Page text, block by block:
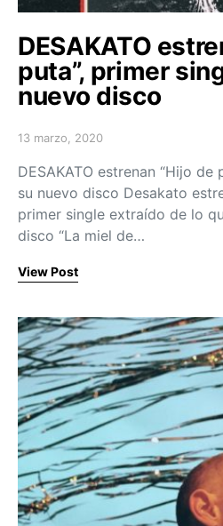
DESAKATO
puta”, primer
nuevo disco
Posted on
13 marzo, 2020
DESAKATO estrenan “Hijo de
su nuevo disco Desakato
primer single extraído de lo
disco “La miel de…
View Post